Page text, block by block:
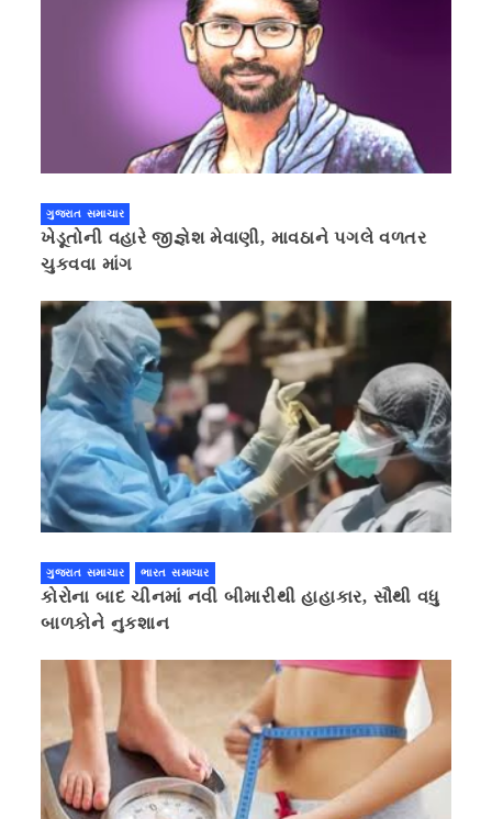
ગુજરાત સમાચાર
ખેડૂતોની વહારે જીજ્ઞેશ મેવાણી, માવઠાને પગલે વળતર
ચુકવવા માંગ
ગુજરાત સમાચાર ભારત સમાચાર
કોરોના બાદ ચીનમાં નવી બીમારીથી હાહાકાર, સૌથી વધુ
બાળકોને નુકશાન